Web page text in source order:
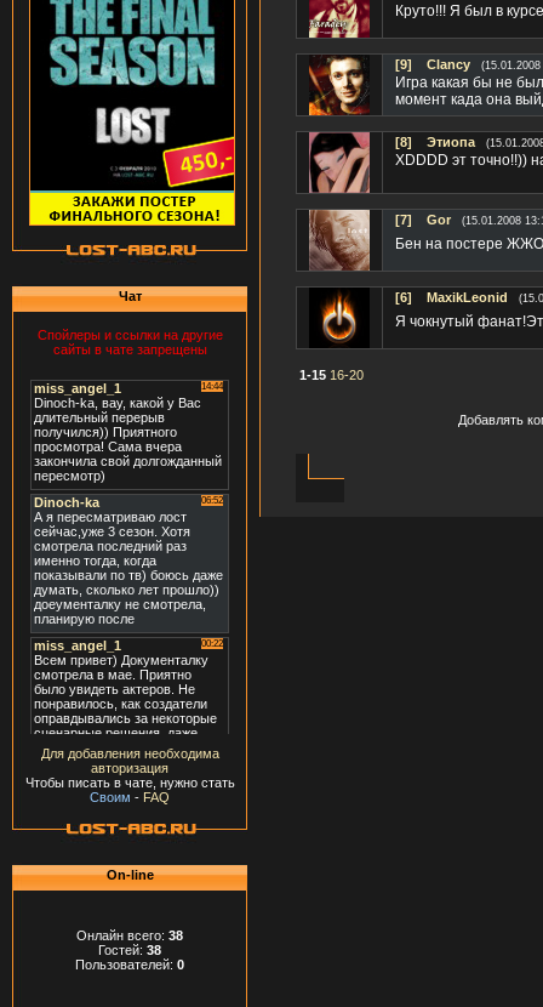
Чат
Спойлеры и ссылки на другие
сайты в чате запрещены
Для добавления необходима
авторизация
Чтобы писать в чате, нужно стать
Своим - FAQ
On-line
Онлайн всего: 38
Гостей: 38
Пользователей: 0
Круто!!! Я был в
[9] Clancy (15.01.2008
Игра какая бы не
момент када она
[8] Этиопа
XDDDD эт точно!!))
[7] Gor (15.01.2008
Бен на постере
[6] MaxikLeonid
Я чокнутый
1-15 16-20
Добавлять